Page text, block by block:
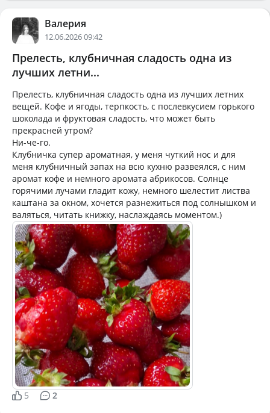
Валерия
12.06.2026 09:42
Прелесть, клубничная сладость одна из
лучших летни...
Прелесть, клубничная сладость одна из лучших летних
вещей. Кофе и ягоды, терпкость, с послевкусием горького
шоколада и фруктовая сладость, что может быть
прекрасней утром?
Ни-че-го.
Клубничка супер ароматная, у меня чуткий нос и для
меня клубничный запах на всю кухню развеялся, с ним
аромат кофе и немного аромата абрикосов. Солнце
горячими лучами гладит кожу, немного шелестит листва
каштана за окном, хочется разнежиться под солнышком и
валяться, читать книжку, наслаждаясь моментом.)
5 2